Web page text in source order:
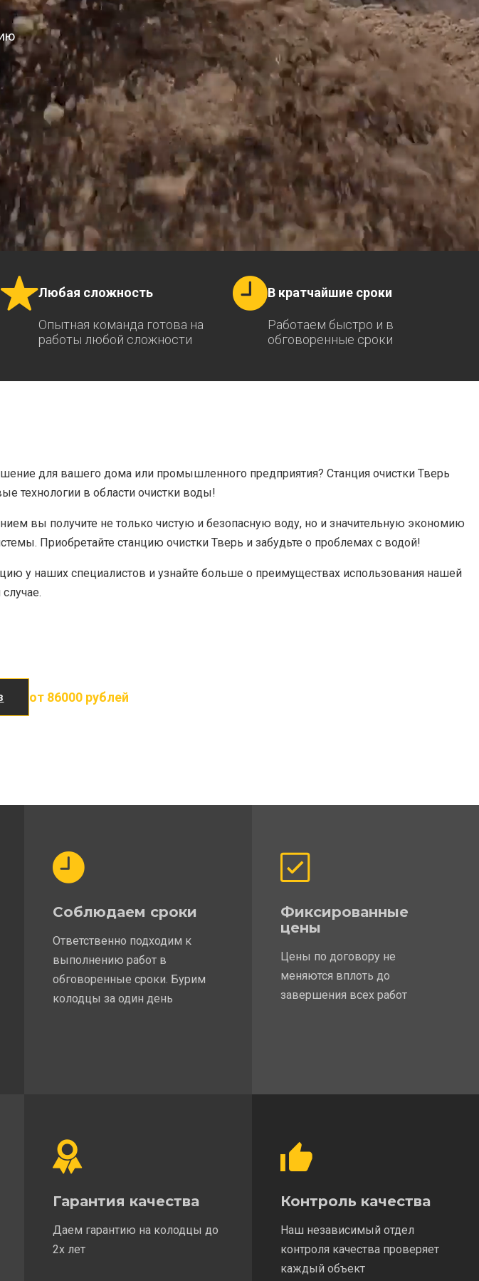
Любая сложность
Опытная команда готова на
работы любой сложности
В кратчайшие сроки
Работаем быстро и в
обговоренные сроки
для вашего дома или промышленного предприятия? Станция очистки Тверь
технологии в области очистки воды!
вы получите не только чистую и безопасную воду, но и значительную экономию
Приобретайте станцию очистки Тверь и забудьте о проблемах с водой!
у наших специалистов и узнайте больше о преимуществах использования нашей
от 86000 рублей
Соблюдаем сроки
Ответственно подходим к
выполнению работ в
обговоренные сроки. Бурим
колодцы за один день
Фиксированные
цены
Цены по договору не
меняются вплоть до
завершения всех работ
Гарантия качества
Даем гарантию на колодцы до
2х лет
Контроль качества
Наш независимый отдел
контроля качества проверяет
каждый объект